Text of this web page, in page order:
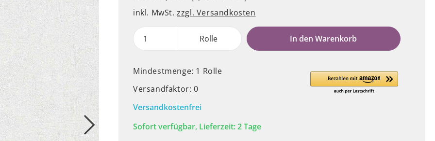
inkl. MwSt.zzgl. Versandkosten
Rolle In den Warenkorb
Mindestmenge: 1 Rolle
Versandfaktor: 0
Versandkostenfrei
Sofort verfügbar, Lieferzeit: 2 Tage